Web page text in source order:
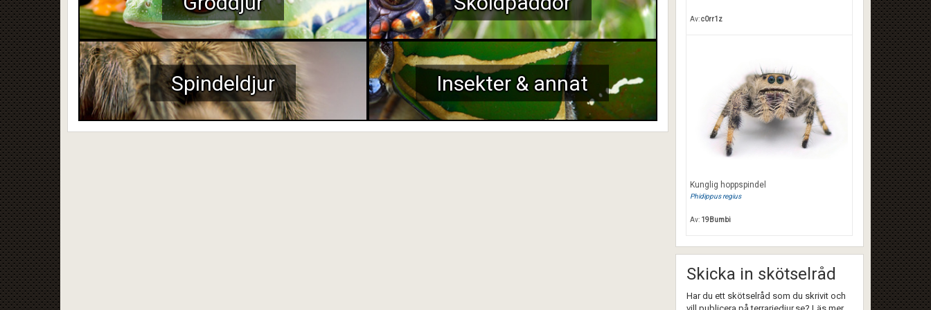
Spindeldjur Insekter & annat
Av:c0rr1z
Kunglig hoppspindel
Phidippus regius
Av: 19Bumbi
Skicka in skötselråd
Har du ett skötselråd som du skrivit och